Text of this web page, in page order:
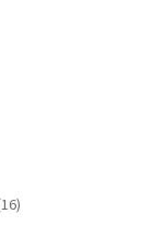
16izdelkov